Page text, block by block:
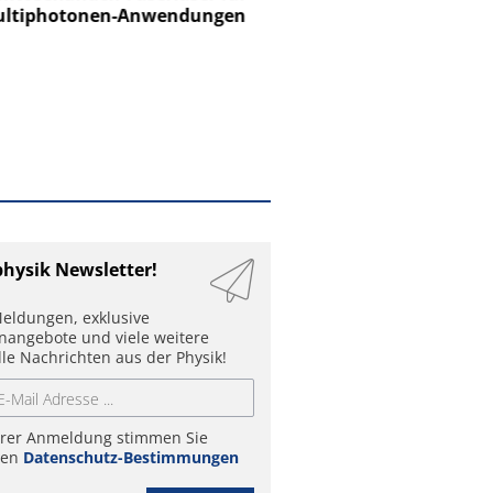
Anwendungen
Newsletter!
exklusive
und viele weitere
Nachrichten aus der Physik!
Anmeldung stimmen Sie
Datenschutz-Bestimmungen